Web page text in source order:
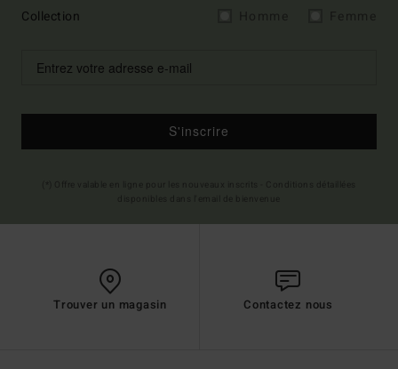
Collection
S'inscrire
Trouver un magasin Contactez nous